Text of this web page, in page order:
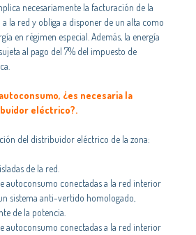
necesariamente la facturación de la
la red y obliga a disponer de un alta como
en régimen especial. Además, la energía
al pago del 7% del impuesto de
¿es necesaria la
eléctrico?.
del distribuidor eléctrico de la zona:
de la red.
autoconsumo conectadas a la red interior
sistema anti-vertido homologado,
de la potencia.
autoconsumo conectadas a la red interior